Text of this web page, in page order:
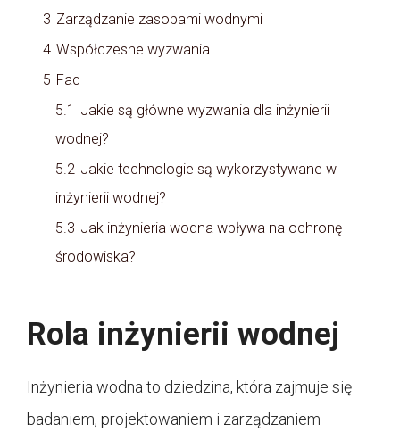
3 Zarządzanie zasobami wodnymi
4 Współczesne wyzwania
5 Faq
5.1 Jakie są główne wyzwania dla inżynierii
wodnej?
5.2 Jakie technologie są wykorzystywane w
inżynierii wodnej?
5.3 Jak inżynieria wodna wpływa na ochronę
środowiska?
Rola inżynierii wodnej
Inżynieria wodna to dziedzina, która zajmuje się
badaniem, projektowaniem i zarządzaniem